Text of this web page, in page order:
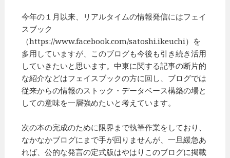
今年の１月以来、リアルタイムの情報発信にはフェイ
スブック
（https://www.facebook.com/satoshi.ikeuchi）を
多用していますが、このブログも今後も引き続き活用
していきたいと思います。中東に関する記事の断片的
な紹介などはフェイスブックの方に回し、ブログでは
従来からの情報のストック・データベース構築の場と
しての意味を一層強めたいと考えています。
次の本の完成のために限界まで執筆作業をしており、
なかなかブログにまで手が回りませんが、一旦緩急あ
れば、公的な発言の定式版はやはりこのブログに掲載